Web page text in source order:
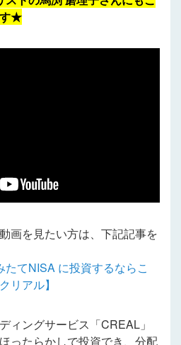
す★
画を見たい方は、下記記事を
てNISA に投資するならこ
リアル】
ィングサービス「CREAL」
ったらかしで投資でき、分配